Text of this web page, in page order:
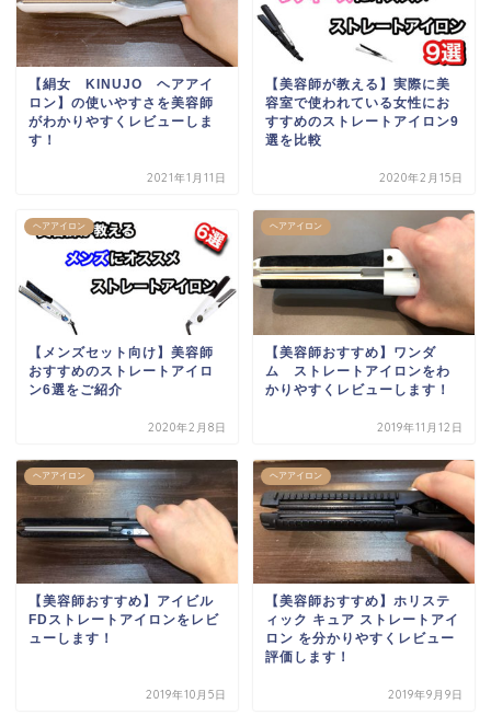
【絹女 KINUJO ヘアアイ
ロン】の使いやすさを美容師
がわかりやすくレビューしま
す！
2021年1月11日
【美容師が教える】実際に美
容室で使われている女性にお
すすめのストレートアイロン9
選を比較
2020年2月15日
ヘアアイロン
【メンズセット向け】美容師
おすすめのストレートアイロ
ン6選をご紹介
2020年2月8日
ヘアアイロン
【美容師おすすめ】ワンダ
ム ストレートアイロンをわ
かりやすくレビューします！
2019年11月12日
ヘアアイロン
【美容師おすすめ】アイビル
FDストレートアイロンをレビ
ューします！
2019年10月5日
ヘアアイロン
【美容師おすすめ】ホリステ
ィック キュア ストレートアイ
ロン を分かりやすくレビュー
評価します！
2019年9月9日